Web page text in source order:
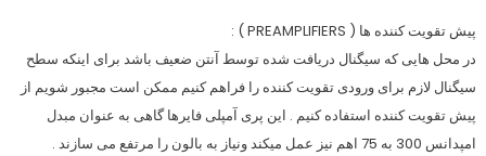
پیش تقویت کننده ها ( PREAMPLIFIERS ) :
در محل هایی که سیگنال دریافت شده توسط آنتن ضعیف باشد برای اینکه سطح
سیگنال لازم برای ورودی تقویت کننده را فراهم کنیم ممکن است مجبور شویم از
پیش تقویت کننده استفاده کنیم . این پری آمپلی فایرها گاهی به عنوان مبدل
امپدانس 300 به 75 اهم نیز عمل میکند ونیاز به بالون را مرتفع می سازند .